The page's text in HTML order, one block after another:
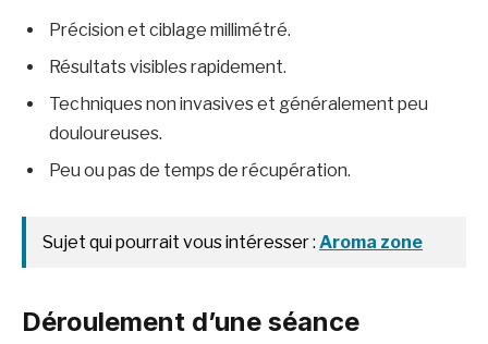
Précision et ciblage millimétré.
Résultats visibles rapidement.
Techniques non invasives et généralement peu
douloureuses.
Peu ou pas de temps de récupération.
Sujet qui pourrait vous intéresser : Aroma zone
Déroulement d’une séance